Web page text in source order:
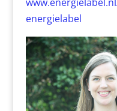
energielabel